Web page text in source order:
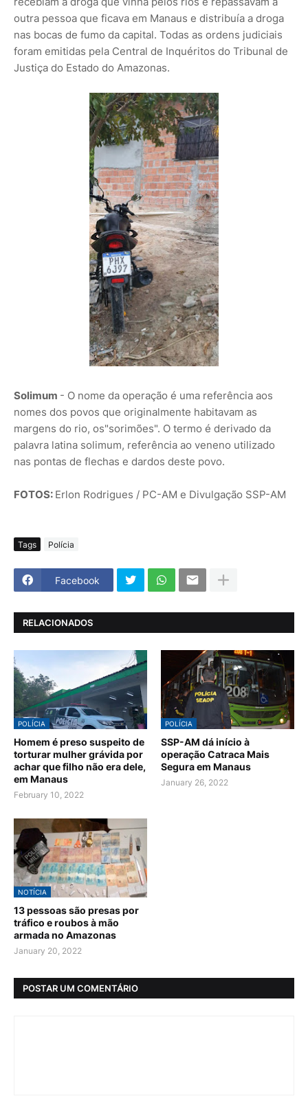
outra pessoa que ficava em Manaus e distribuía a droga
nas bocas de fumo da capital. Todas as ordens judiciais
foram emitidas pela Central de Inquéritos do Tribunal de
Justiça do Estado do Amazonas.
Solimum - O nome da operação é uma referência aos
nomes dos povos que originalmente habitavam as
margens do rio, os"sorimões". O termo é derivado da
palavra latina solimum, referência ao veneno utilizado
nas pontas de flechas e dardos deste povo.
FOTOS: Erlon Rodrigues / PC-AM e Divulgação SSP-AM
Tags Polícia
Facebook
RELACIONADOS
POLÍCIA
Homem é preso suspeito de
torturar mulher grávida por
achar que filho não era dele,
em Manaus
February 10, 2022
POLÍCIA
SSP-AM dá início à
operação Catraca Mais
Segura em Manaus
January 26, 2022
NOTÍCIA
13 pessoas são presas por
tráfico e roubos à mão
armada no Amazonas
January 20, 2022
POSTAR UM COMENTÁRIO